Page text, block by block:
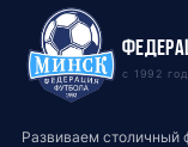
с 1992
Развиваем столичный